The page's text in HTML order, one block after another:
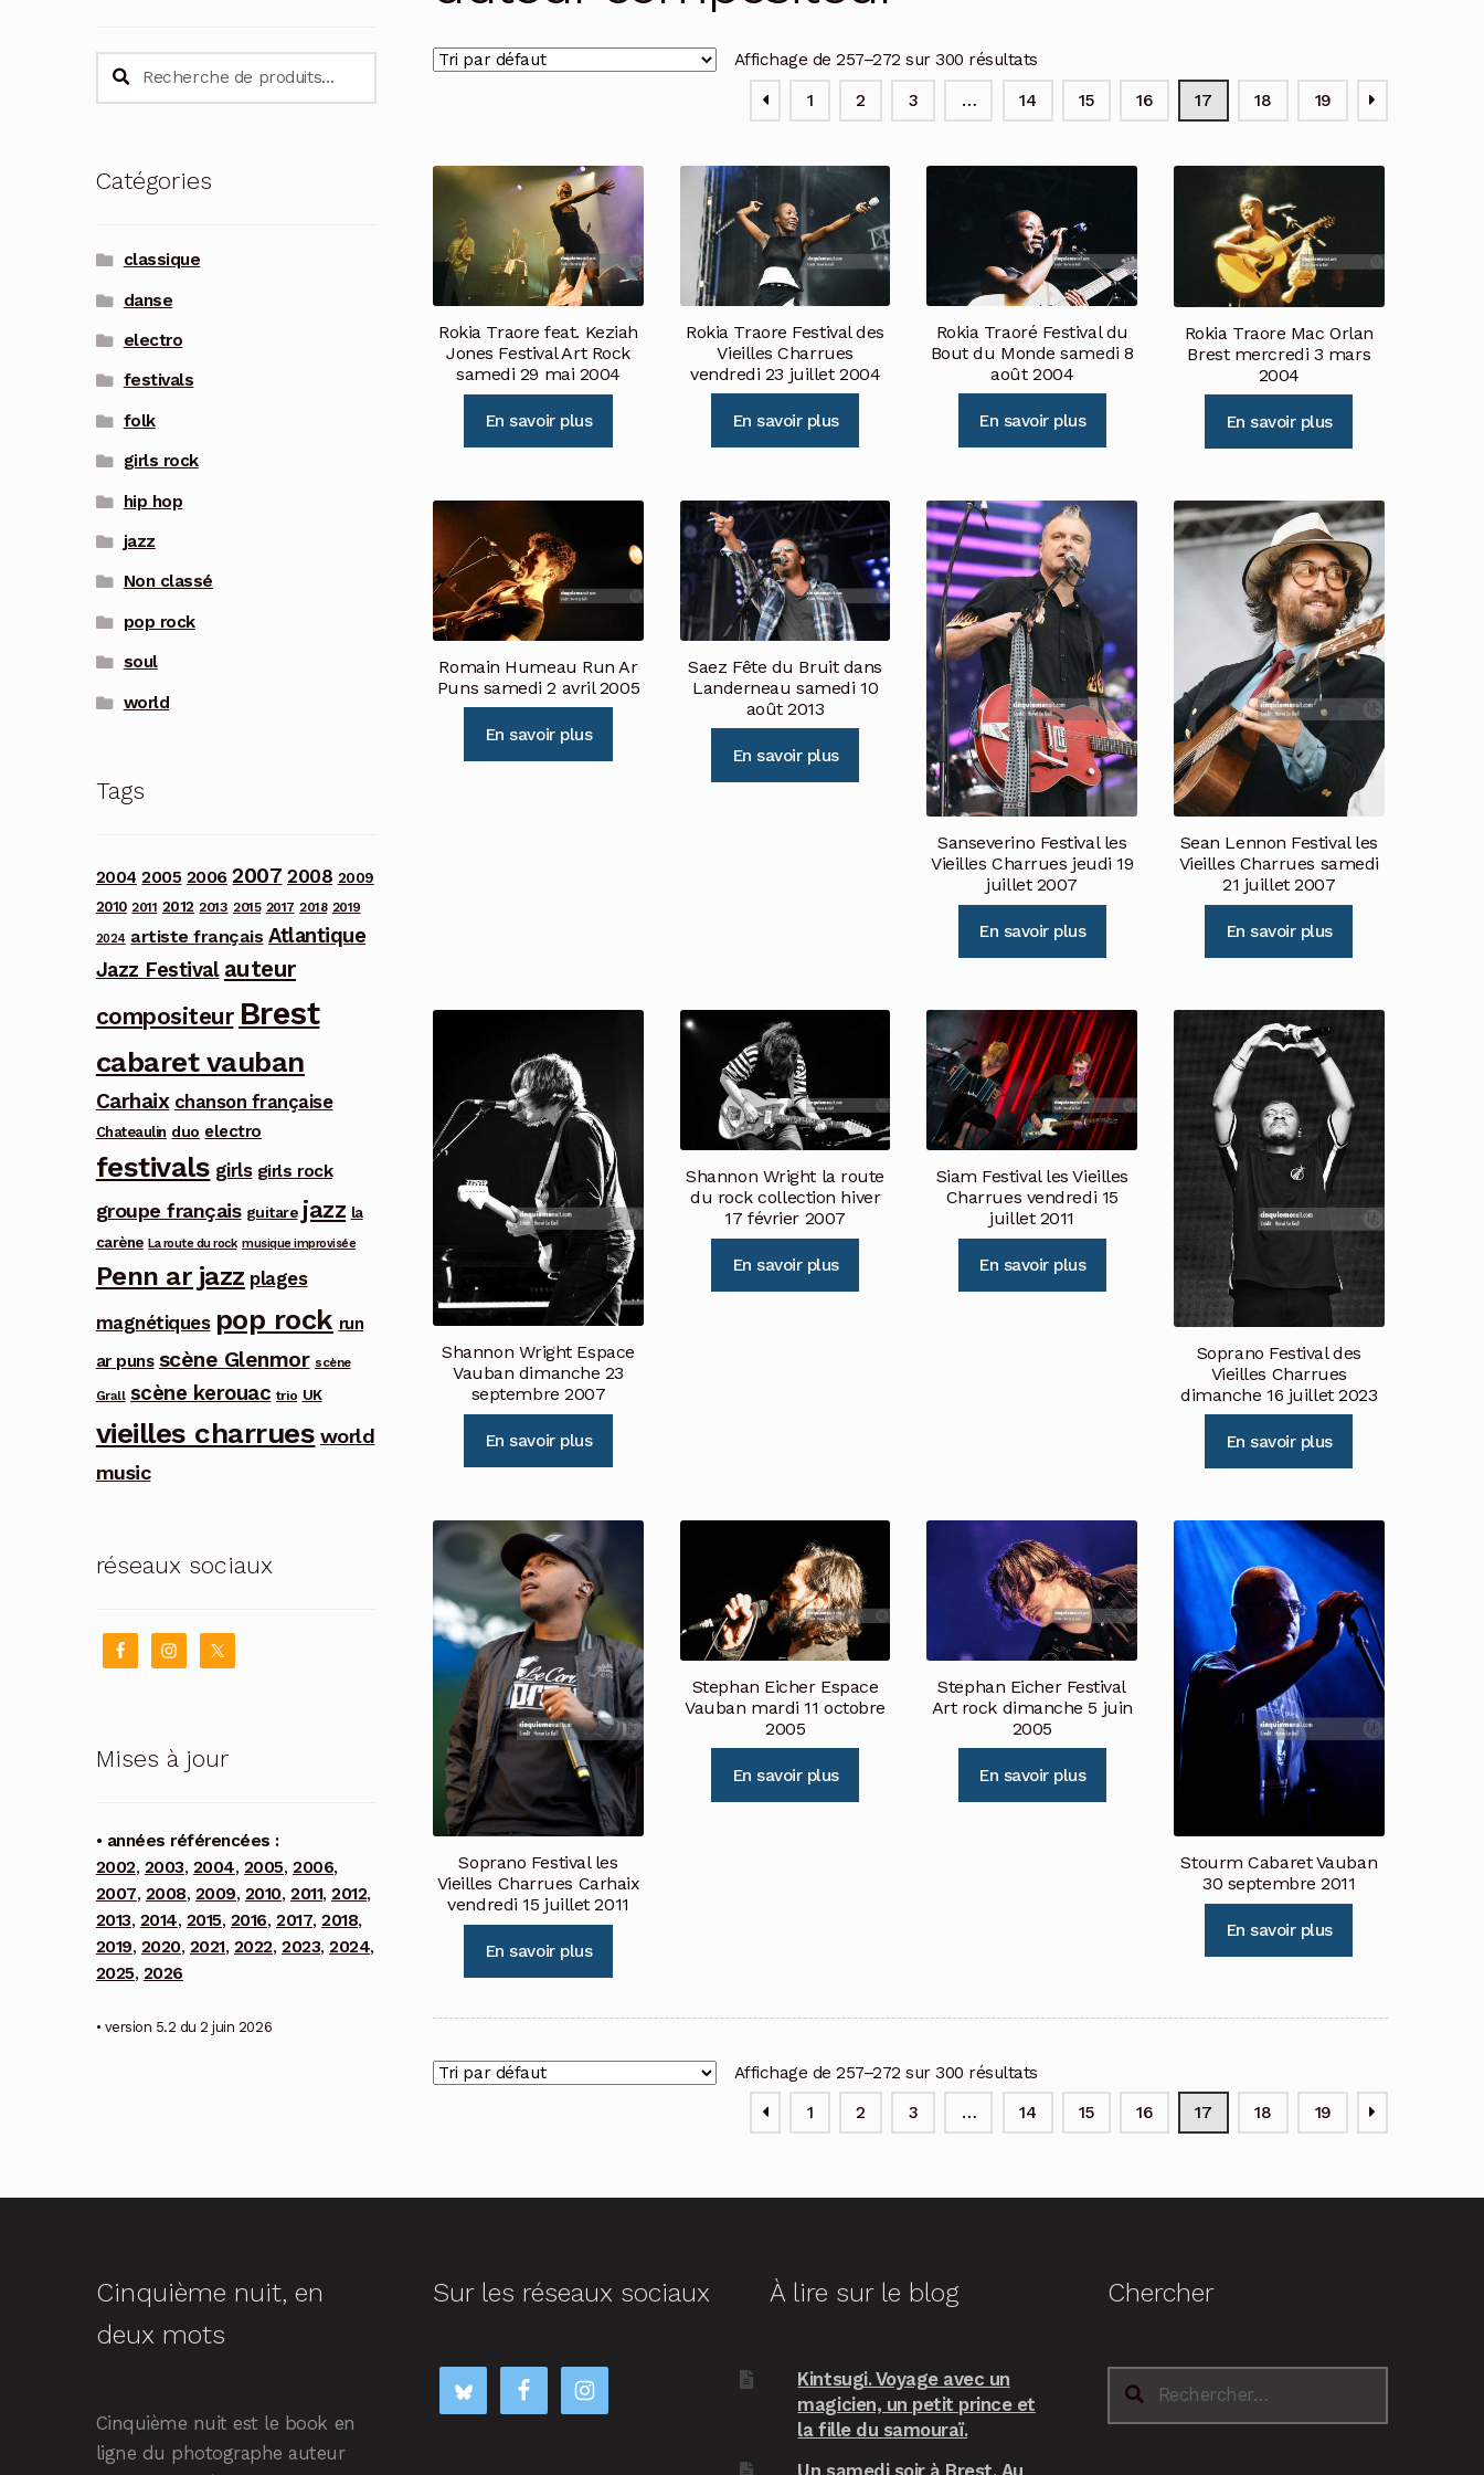
Affichage de 257–272 sur 300 résultats
1 2 3 … 14 15 16 17 18 19
Rokia Traore feat. Keziah
Jones Festival Art Rock
samedi 29 mai 2004
En savoir plus
Rokia Traore Festival des
Vieilles Charrues
vendredi 23 juillet 2004
En savoir plus
Rokia Traoré Festival du
Bout du Monde samedi 8
août 2004
En savoir plus
Rokia Traore Mac Orlan
Brest mercredi 3 mars
2004
En savoir plus
Romain Humeau Run Ar
Puns samedi 2 avril 2005
En savoir plus
Saez Fête du Bruit dans
Landerneau samedi 10
août 2013
En savoir plus
Sanseverino Festival les
Vieilles Charrues jeudi 19
juillet 2007
En savoir plus
Sean Lennon Festival les
Vieilles Charrues samedi
21 juillet 2007
En savoir plus
Shannon Wright Espace
Vauban dimanche 23
septembre 2007
En savoir plus
Shannon Wright la route
du rock collection hiver
17 février 2007
En savoir plus
Siam Festival les Vieilles
Charrues vendredi 15
juillet 2011
En savoir plus
Soprano Festival des
Vieilles Charrues
dimanche 16 juillet 2023
En savoir plus
Soprano Festival les
Vieilles Charrues Carhaix
vendredi 15 juillet 2011
En savoir plus
Stephan Eicher Espace
Vauban mardi 11 octobre
2005
En savoir plus
Stephan Eicher Festival
Art rock dimanche 5 juin
2005
En savoir plus
Stourm Cabaret Vauban
30 septembre 2011
En savoir plus
Affichage de 257–272 sur 300 résultats
1 2 3 … 14 15 16 17 18 19
Recherche
pour :
Recherche
Catégories
classique
danse
electro
festivals
folk
girls rock
hip hop
jazz
Non classé
pop rock
soul
world
Tags
2004 2005 2006 2007 2008 2009
2010 2011 2012 2013 2015 2017 2018 2019
2024 artiste français Atlantique
Jazz Festival auteur
compositeur Brest
cabaret vauban
Carhaix chanson française
Chateaulin duo electro
festivals girls girls rock
groupe français guitare jazz la
carène La route du rock musique improvisée
Penn ar jazz plages
magnétiques pop rock run
ar puns scène Glenmor scène
Grall scène kerouac trio UK
vieilles charrues world
music
réseaux sociaux
Mises à jour
• années référencées :
2002, 2003, 2004, 2005, 2006,
2007, 2008, 2009, 2010, 2011,2012,
2013, 2014, 2015, 2016, 2017,2018,
2019, 2020, 2021, 2022, 2023,2024,
2025, 2026
• version 5.2 du 2 juin 2026
Cinquième nuit, en
deux mots
Cinquième nuit est le book en
ligne du photographe auteur
Sur les réseaux sociaux À lire sur le blog
Kintsugi. Voyage avec un
magicien, un petit prince et
la fille du samouraï.
Un samedi soir à Brest. Au
Chercher
Rechercher :